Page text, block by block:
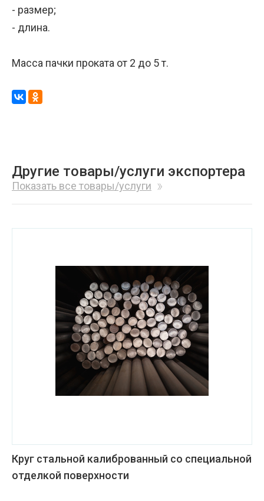
- размер;
- длина.
Масса пачки проката от 2 до 5 т.
Другие товары/услуги экспортера
Показать все товары/услуги
Круг стальной калиброванный со специальной
отделкой поверхности